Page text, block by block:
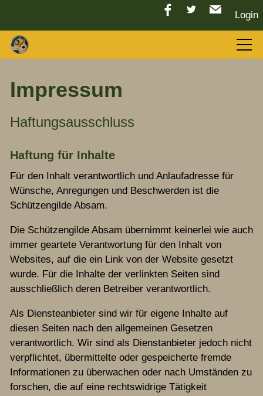
Login
Tradition
Vorstand
Chronik
Termine
Archiv
Impressum
Haftungsausschluss
Haftung für Inhalte
Für den Inhalt verantwortlich und Anlaufadresse für
Wünsche, Anregungen und Beschwerden ist die
Schützengilde Absam.
Die Schützengilde Absam übernimmt keinerlei wie auch
immer geartete Verantwortung für den Inhalt von
Websites, auf die ein Link von der Website gesetzt
wurde. Für die Inhalte der verlinkten Seiten sind
ausschließlich deren Betreiber verantwortlich.
Als Diensteanbieter sind wir für eigene Inhalte auf
diesen Seiten nach den allgemeinen Gesetzen
verantwortlich. Wir sind als Dienstanbieter jedoch nicht
verpflichtet, übermittelte oder gespeicherte fremde
Informationen zu überwachen oder nach Umständen zu
forschen, die auf eine rechtswidrige Tätigkeit